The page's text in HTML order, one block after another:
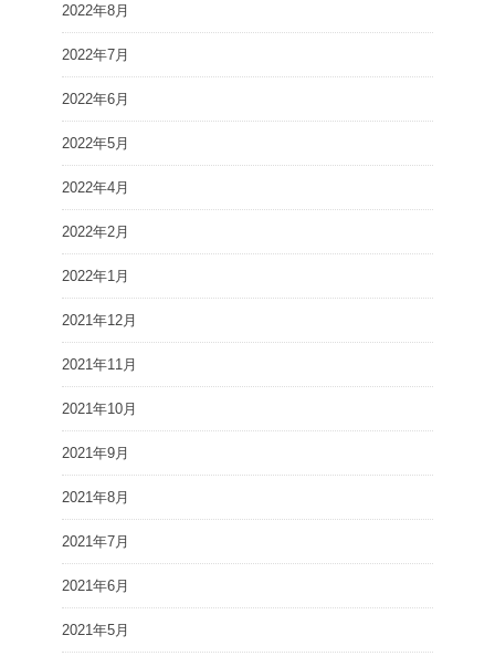
2022年8月
2022年7月
2022年6月
2022年5月
2022年4月
2022年2月
2022年1月
2021年12月
2021年11月
2021年10月
2021年9月
2021年8月
2021年7月
2021年6月
2021年5月